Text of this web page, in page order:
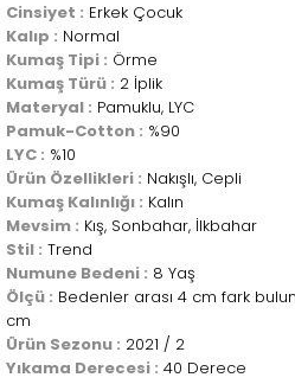
Cinsiyet : Erkek Çocuk
Kalıp : Normal
Kumaş Tipi : Örme
Kumaş Türü : 2 İplik
Materyal : Pamuklu, LYC
Pamuk-Cotton : %90
LYC : %10
Ürün Özellikleri : Nakışlı, Cepli
Kumaş Kalınlığı : Kalın
Mevsim : Kış, Sonbahar, İlkbahar
Stil : Trend
Numune Bedeni : 8 Yaş
Ölçü : Bedenler arası 4 cm fark
cm
Ürün Sezonu : 2021 / 2
Yıkama Derecesi : 40 Derece